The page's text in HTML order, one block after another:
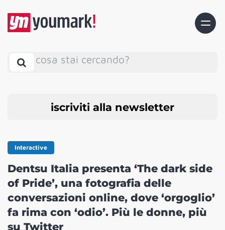
cosa stai cercando?
iscriviti alla newsletter
Interactive
Dentsu Italia presenta ‘The dark side
of Pride’, una fotografia delle
conversazioni online, dove ‘orgoglio’
fa rima con ‘odio’. Più le donne, più
su Twitter